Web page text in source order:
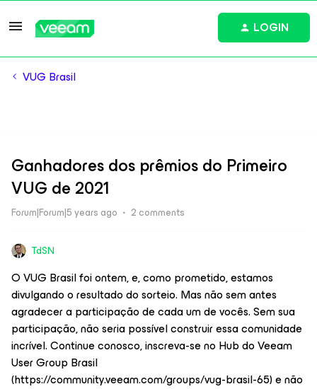
LOGIN
VUG Brasil
Ganhadores dos prêmios do Primeiro
VUG de 2021
Forum|Forum|5 years ago 2 comments
TdSN
O VUG Brasil foi ontem, e, como prometido, estamos
divulgando o resultado do sorteio. Mas não sem antes
agradecer a participação de cada um de vocês. Sem sua
participação, não seria possível construir essa comunidade
incrível. Continue conosco, inscreva-se no Hub do Veeam
User Group Brasil
(https://community.veeam.com/groups/vug-brasil-65) e não